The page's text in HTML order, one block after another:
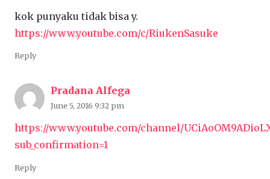
kok punyaku tidak bisa y.
https://www.youtube.com/c/RiukenSasuke
Reply
Pradana Alfega
June 5, 2016 9:32 pm
https://www.youtube.com/channel/
sub_confirmation=1
Reply